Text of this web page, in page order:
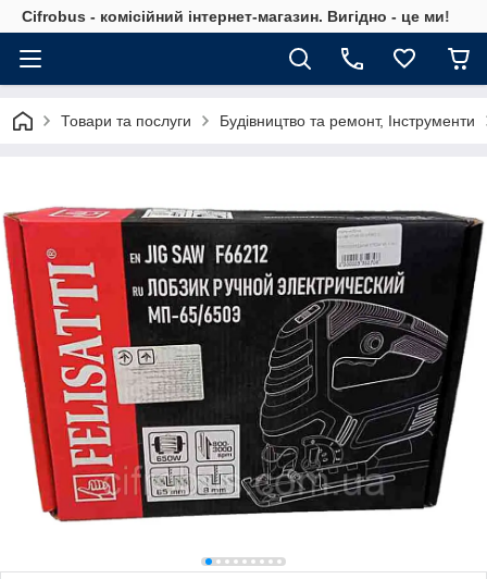
Cifrobus - комiсiйний iнтернет-магазин. Вигiдно - це ми!
Товари та послуги Будівництво та ремонт, Інструменти